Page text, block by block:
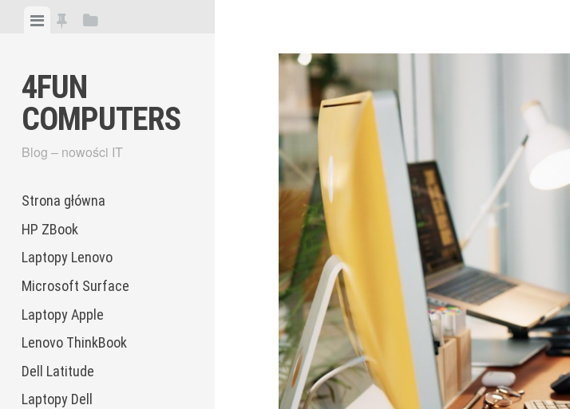
ViewViewView
4FUN
COMPUTERS
Blog – nowości IT
Strona główna
HP ZBook
Laptopy Lenovo
Microsoft Surface
Laptopy Apple
Lenovo ThinkBook
Dell Latitude
Laptopy Dell